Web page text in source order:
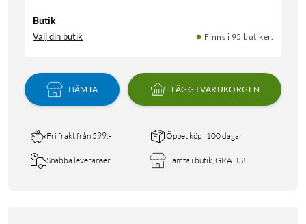
Butik
Välj din butik Finns i 95 butiker.
HÄMTA LÄGG I VARUKORGEN
Fri frakt från 599:- Öppet köp i 100 dagar
Snabba leveranser Hämta i butik, GRATIS!